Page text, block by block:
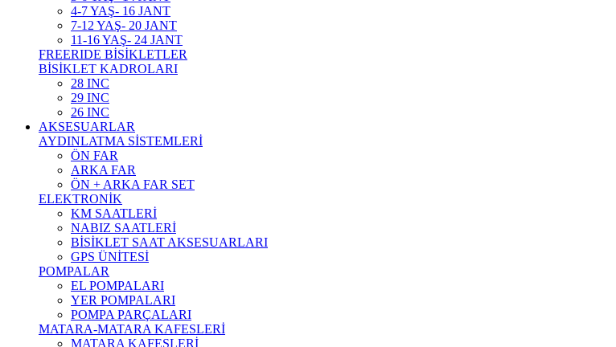
4-7 YAŞ- 16 JANT
7-12 YAŞ- 20 JANT
11-16 YAŞ- 24 JANT
FREERIDE BİSİKLETLER
BİSİKLET KADROLARI
28 INC
29 INC
26 INC
AKSESUARLAR
AYDINLATMA SİSTEMLERİ
ÖN FAR
ARKA FAR
ÖN + ARKA FAR SET
ELEKTRONİK
KM SAATLERİ
NABIZ SAATLERİ
BİSİKLET SAAT AKSESUARLARI
GPS ÜNİTESİ
POMPALAR
EL POMPALARI
YER POMPALARI
POMPA PARÇALARI
MATARA-MATARA KAFESLERİ
MATARA KAFESLERİ